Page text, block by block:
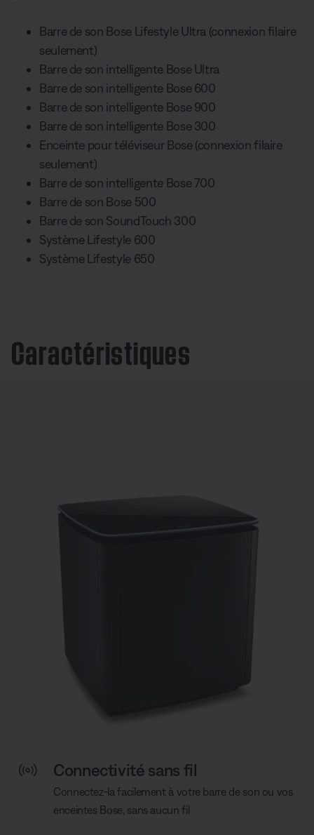
Barre de son Bose Lifestyle Ultra (connexion filaire
seulement)
Barre de son intelligente Bose Ultra
Barre de son intelligente Bose 600
Barre de son intelligente Bose 900
Barre de son intelligente Bose 300
Enceinte pour téléviseur Bose (connexion filaire
seulement)
Barre de son intelligente Bose 700
Barre de son Bose 500
Barre de son SoundTouch 300
Système Lifestyle 600
Système Lifestyle 650
Caractéristiques
Connectivité sans fil
Connectez-la facilement à votre barre de son ou vos
enceintes Bose, sans aucun fil